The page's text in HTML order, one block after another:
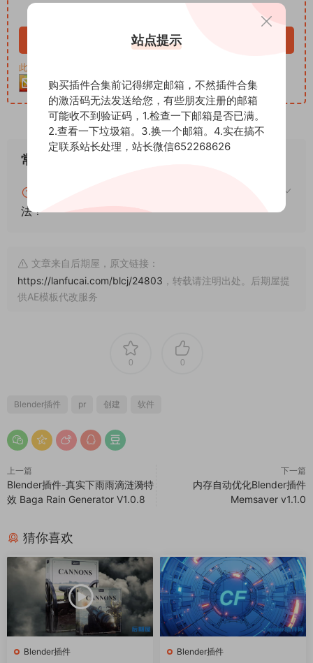
立即购买
此资源购买后30天内可下载。客服QQ：652268626
常见问题
法！
文章来自后期屋，原文链接：
https://lanfucai.com/blcj/24803 ，转载请注明出处。后期屋提
供AE模板代改服务
0 0
Blender插件 pr 创建 软件
上一篇
Blender插件-真实下雨雨滴涟漪特
效 Baga Rain Generator V1.0.8
下一篇
内存自动优化Blender插件
Memsaver v1.1.0
猜你喜欢
Blender插件 Blender插件
站点提示
购买插件合集前记得绑定邮箱，不然插件合集
的激活码无法发送给您，有些朋友注册的邮箱
可能收不到验证码，1.检查一下邮箱是否已满。
2.查看一下垃圾箱。3.换一个邮箱。4.实在搞不
定联系站长处理，站长微信652268626